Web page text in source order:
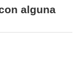
alguna